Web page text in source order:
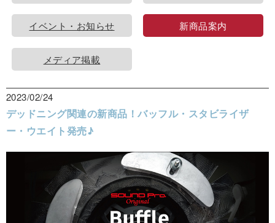
イベント・お知らせ 新商品案内
メディア掲載
2023/02/24
デッドニング関連の新商品！バッフル・スタビライザ
ー・ウエイト発売♪